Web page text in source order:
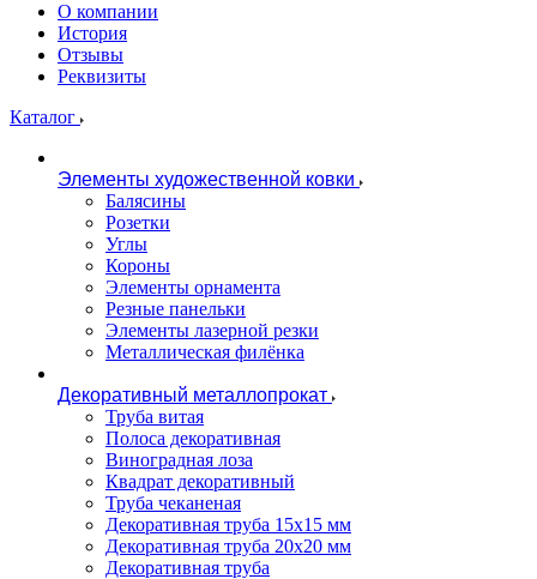
О компании
История
Отзывы
Реквизиты
Каталог
Элементы художественной ковки
Балясины
Розетки
Углы
Короны
Элементы орнамента
Резные панельки
Элементы лазерной резки
Металлическая филёнка
Декоративный металлопрокат
Труба витая
Полоса декоративная
Виноградная лоза
Квадрат декоративный
Труба чеканеная
Декоративная труба 15х15 мм
Декоративная труба 20х20 мм
Декоративная труба